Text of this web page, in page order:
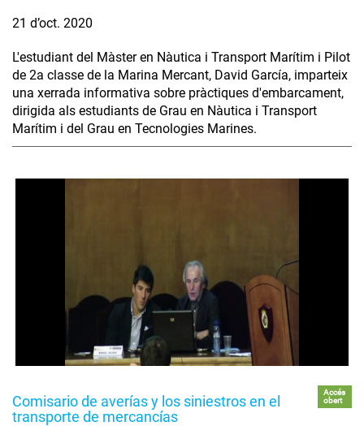
21 d’oct. 2020
L'estudiant del Màster en Nàutica i Transport Marítim i Pilot
de 2a classe de la Marina Mercant, David García, imparteix
una xerrada informativa sobre pràctiques d'embarcament,
dirigida als estudiants de Grau en Nàutica i Transport
Marítim i del Grau en Tecnologies Marines.
Comisario de averías y los siniestros en el
transporte de mercancías
Accés
obert